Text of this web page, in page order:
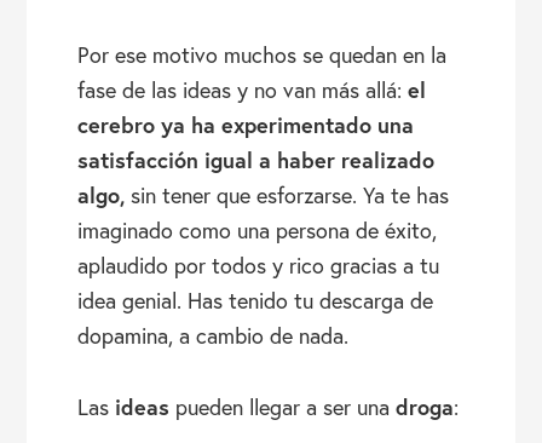
Por ese motivo muchos se quedan en la
fase de las ideas y no van más allá: el
cerebro ya ha experimentado una
satisfacción igual a haber realizado
algo,sin tener que esforzarse. Ya te has
imaginado como una persona de éxito,
aplaudido por todos y rico gracias a tu
idea genial. Has tenido tu descarga de
dopamina, a cambio de nada.
Las ideas pueden llegar a ser una droga: